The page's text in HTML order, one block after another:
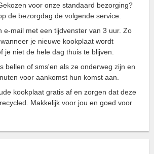
voor onze standaard bezorging?
de bezorgdag de volgende service:
e-mail met een tijdvenster van 3 uur. Zo
je nieuwe kookplaat wordt
je niet de hele dag thuis te blijven.
bellen of sms'en als ze onderweg zijn en
voor aankomst hun komst aan.
kookplaat gratis af en zorgen dat deze
Makkelijk voor jou en goed voor